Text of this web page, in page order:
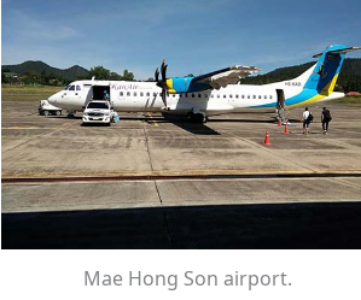
Mae Hong Son airport.